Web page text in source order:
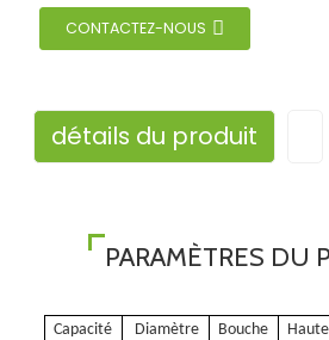
CONTACTEZ-NOUS
détails du produit
PARAMÈTRES DU
Capacité
Diamètre
Bouche